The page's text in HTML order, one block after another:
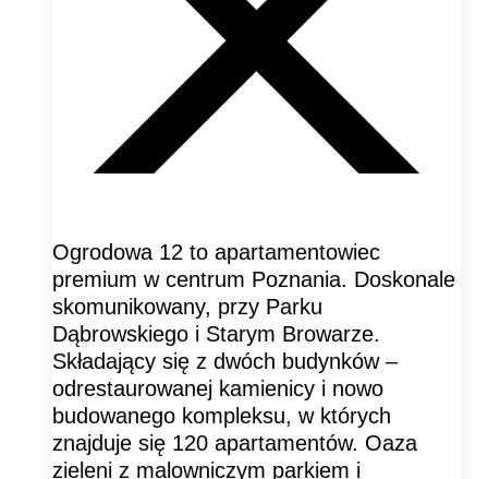
Ogrodowa 12 to apartamentowiec
premium w centrum Poznania. Doskonale
skomunikowany, przy Parku
Dąbrowskiego i Starym Browarze.
Składający się z dwóch budynków –
odrestaurowanej kamienicy i nowo
budowanego kompleksu, w których
znajduje się 120 apartamentów. Oaza
zieleni z malowniczym parkiem i